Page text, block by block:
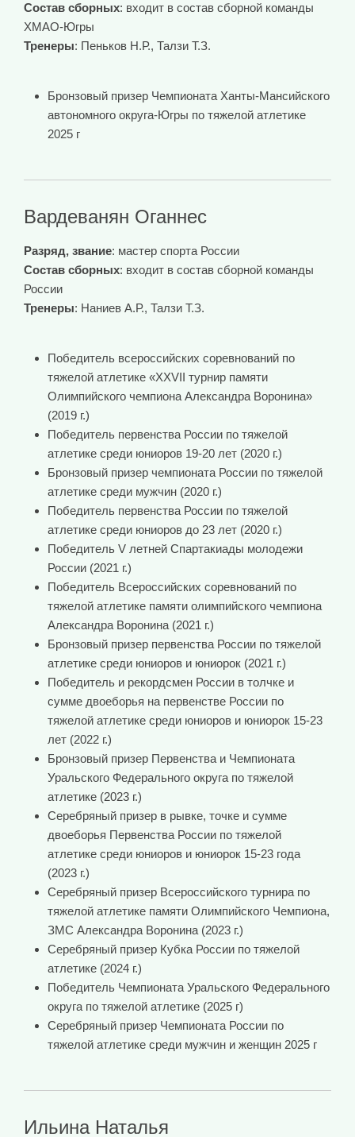
Состав сборных: входит в состав сборной команды
ХМАО-Югры
Тренеры: Пеньков Н.Р., Талзи Т.З.
Бронзовый призер Чемпионата Ханты-Мансийского
автономного округа-Югры по тяжелой атлетике
2025 г
Вардеванян Оганнес
Разряд, звание: мастер спорта России
Состав сборных: входит в состав сборной команды
России
Тренеры: Наниев А.Р., Талзи Т.З.
Победитель всероссийских соревнований по
тяжелой атлетике «XXVII турнир памяти
Олимпийского чемпиона Александра Воронина»
(2019 г.)
Победитель первенства России по тяжелой
атлетике среди юниоров 19-20 лет (2020 г.)
Бронзовый призер чемпионата России по тяжелой
атлетике среди мужчин (2020 г.)
Победитель первенства России по тяжелой
атлетике среди юниоров до 23 лет (2020 г.)
Победитель V летней Спартакиады молодежи
России (2021 г.)
Победитель Всероссийских соревнований по
тяжелой атлетике памяти олимпийского чемпиона
Александра Воронина (2021 г.)
Бронзовый призер первенства России по тяжелой
атлетике среди юниоров и юниорок (2021 г.)
Победитель и рекордсмен России в толчке и
сумме двоеборья на первенстве России по
тяжелой атлетике среди юниоров и юниорок 15-23
лет (2022 г.)
Бронзовый призер Первенства и Чемпионата
Уральского Федерального округа по тяжелой
атлетике (2023 г.)
Серебряный призер в рывке, точке и сумме
двоеборья Первенства России по тяжелой
атлетике среди юниоров и юниорок 15-23 года
(2023 г.)
Серебряный призер Всероссийского турнира по
тяжелой атлетике памяти Олимпийского Чемпиона,
ЗМС Александра Воронина (2023 г.)
Серебряный призер Кубка России по тяжелой
атлетике (2024 г.)
Победитель Чемпионата Уральского Федерального
округа по тяжелой атлетике (2025 г)
Серебряный призер Чемпионата России по
тяжелой атлетике среди мужчин и женщин 2025 г
Ильина Наталья